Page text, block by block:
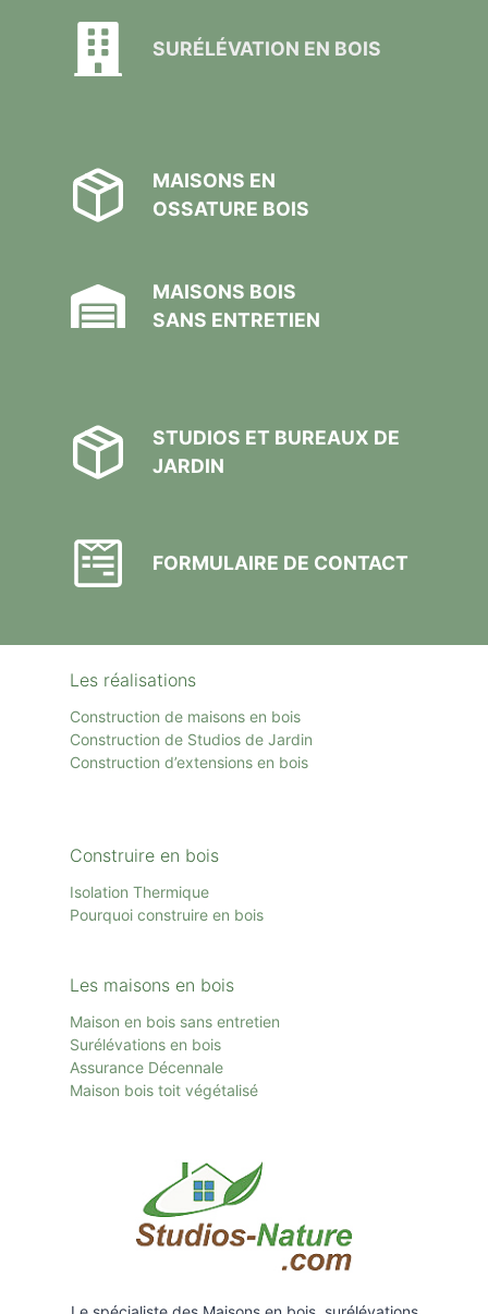
SURÉLÉVATION EN BOIS
MAISONS EN
OSSATURE BOIS
MAISONS BOIS
SANS ENTRETIEN
STUDIOS ET BUREAUX DE
JARDIN
FORMULAIRE DE CONTACT
Les réalisations
Construction de maisons en bois
Construction de Studios de Jardin
Construction d’extensions en bois
Construire en bois
Isolation Thermique
Pourquoi construire en bois
Les maisons en bois
Maison en bois sans entretien
Surélévations en bois
Assurance Décennale
Maison bois toit végétalisé